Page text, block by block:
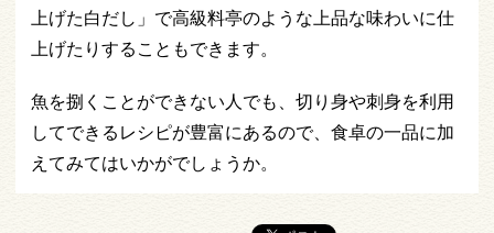
上げた白だし」で高級料亭のような上品な味わいに仕
上げたりすることもできます。
魚を捌くことができない人でも、切り身や刺身を利用
してできるレシピが豊富にあるので、食卓の一品に加
えてみてはいかがでしょうか。